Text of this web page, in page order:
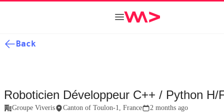
Back
Roboticien Développeur C++ / Python H/
Groupe Viveris Canton of Toulon-1, France 2 months ago